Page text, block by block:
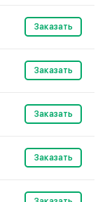
Заказать
Заказать
Заказать
Заказать